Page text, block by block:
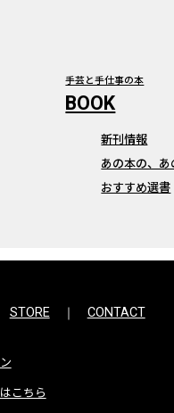
手芸と手仕事の本
新刊情報
あの本の、あ
おすすめ選書
STORE CONTACT
こちら